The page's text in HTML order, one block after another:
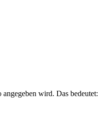
wird. Das bedeutet: